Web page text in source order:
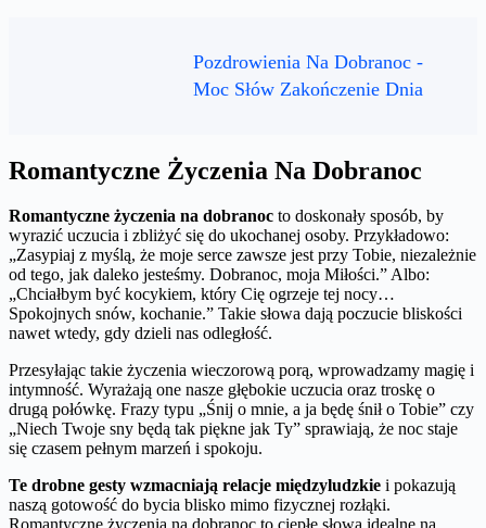
Pozdrowienia Na Dobranoc -
Moc Słów Zakończenie Dnia
Romantyczne Życzenia Na Dobranoc
Romantyczne życzenia na dobranoc to doskonały sposób, by
wyrazić uczucia i zbliżyć się do ukochanej osoby. Przykładowo:
„Zasypiaj z myślą, że moje serce zawsze jest przy Tobie, niezależnie
od tego, jak daleko jesteśmy. Dobranoc, moja Miłości.” Albo:
„Chciałbym być kocykiem, który Cię ogrzeje tej nocy…
Spokojnych snów, kochanie.” Takie słowa dają poczucie bliskości
nawet wtedy, gdy dzieli nas odległość.
Przesyłając takie życzenia wieczorową porą, wprowadzamy magię i
intymność. Wyrażają one nasze głębokie uczucia oraz troskę o
drugą połówkę. Frazy typu „Śnij o mnie, a ja będę śnił o Tobie” czy
„Niech Twoje sny będą tak piękne jak Ty” sprawiają, że noc staje
się czasem pełnym marzeń i spokoju.
Te drobne gesty wzmacniają relacje międzyludzkie i pokazują
naszą gotowość do bycia blisko mimo fizycznej rozłąki.